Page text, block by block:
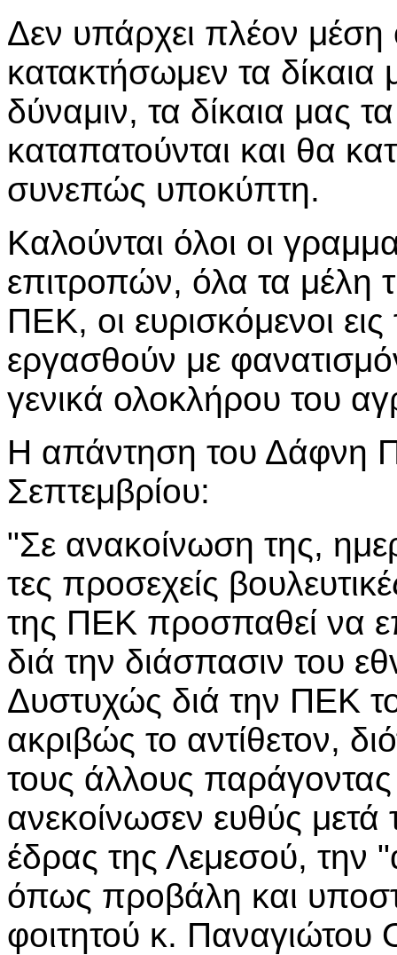
Δεν υπάρχει πλέον
κατακτήσωμεν τα δίκαια
δύναμιν, τα δίκαια μας
καταπατούνται και θα
συνεπώς υποκύπτη.
Καλούνται όλοι οι
επιτροπών, όλα τα μέλη
ΠΕΚ, οι ευρισκόμενοι
εργασθούν με
γενικά ολοκλήρου του
Η απάντηση του Δάφνη
Σεπτεμβρίου:
"Σε ανακοίνωση της,
τες προσεχείς
της ΠΕΚ προσπαθεί να
διά την διάσπασιν του
Δυστυχώς διά την ΠΕΚ
ακριβώς το αντίθετον,
τους άλλους
ανεκοίνωσεν ευθύς μετά
έδρας της Λεμεσού, την
όπως προβάλη και
φοιτητού κ. Παναγιώτου